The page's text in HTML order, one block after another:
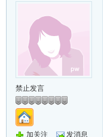
禁止发言
加关注 发消息